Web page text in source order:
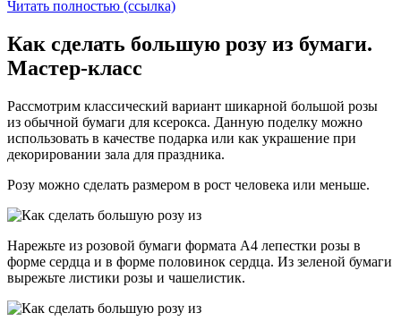
Читать полностью (ссылка)
Как сделать большую розу из бумаги.
Мастер-класс
Рассмотрим классический вариант шикарной большой розы
из обычной бумаги для ксерокса. Данную поделку можно
использовать в качестве подарка или как украшение при
декорировании зала для праздника.
Розу можно сделать размером в рост человека или меньше.
Нарежьте из розовой бумаги формата А4 лепестки розы в
форме сердца и в форме половинок сердца. Из зеленой бумаги
вырежьте листики розы и чашелистик.